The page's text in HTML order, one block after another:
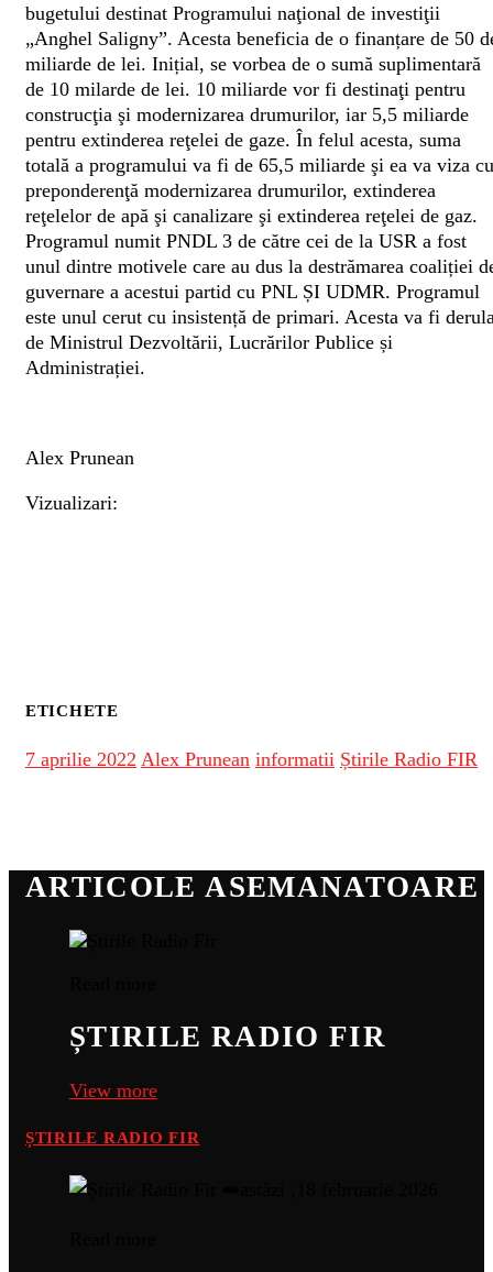
bugetului destinat Programului naţional de investiţii
„Anghel Saligny”. Acesta beneficia de o finanțare de 50
miliarde de lei. Inițial, se vorbea de o sumă suplimentară
de 10 milarde de lei. 10 miliarde vor fi destinaţi pentru
construcţia şi modernizarea drumurilor, iar 5,5 miliarde
pentru extinderea reţelei de gaze. În felul acesta, suma
totală a programului va fi de 65,5 miliarde şi ea va viza cu
preponderenţă modernizarea drumurilor, extinderea
reţelelor de apă şi canalizare şi extinderea reţelei de gaz.
Programul numit PNDL 3 de către cei de la USR a fost
unul dintre motivele care au dus la destrămarea coaliției
guvernare a acestui partid cu PNL ȘI UDMR. Programul
este unul cerut cu insistență de primari. Acesta va fi
de Ministrul Dezvoltării, Lucrărilor Publice și
Administrației.
Alex Prunean
Vizualizari:
ETICHETE
7 aprilie 2022 Alex Prunean informatii Știrile Radio FIR
ARTICOLE ASEMANATOARE
ȘTIRILE RADIO FIR
View more
ȘTIRILE RADIO FIR